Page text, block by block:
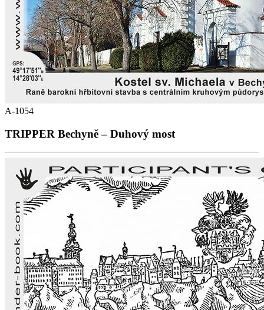
A-1054
TRIPPER Bechyně – Duhový most